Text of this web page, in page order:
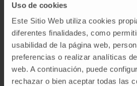
Uso de cookies
Este Sitio Web utiliza cookies
diferentes finalidades, como
usabilidad de la página web,
preferencias o realizar analíticas
web. A continuación, puede
rechazar o bien aceptar todas las
inmunológico; esos puntos se
otros dominios (articular,
cutáneo) para alcanzar o no
clasificación. Un anti-dsDNA
clínica compatible puede
bajos transitorios tras una